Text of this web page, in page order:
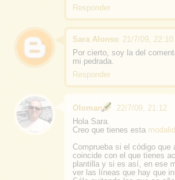
Responder
Sara Alonso 21/7/09, 22:10
Por cierto, soy la del
mi pedrada.
Responder
Oloman
22/7/09, 21:12
Hola Sara.
Creo que tienes esta
Comprueba si el código que
coincide con el que tienes
plantilla y si es así, en ese
ver las líneas que hay que